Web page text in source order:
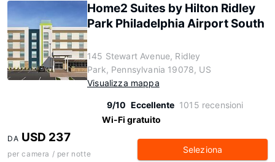
Home2 Suites by Hilton Ridley
Park Philadelphia Airport South
145 Stewart Avenue, Ridley
Park, Pennsylvania 19078, US
Visualizza mappa
9/10 Eccellente 1015 recensioni
Wi-Fi gratuito
DA USD 237
per camera / per notte Seleziona